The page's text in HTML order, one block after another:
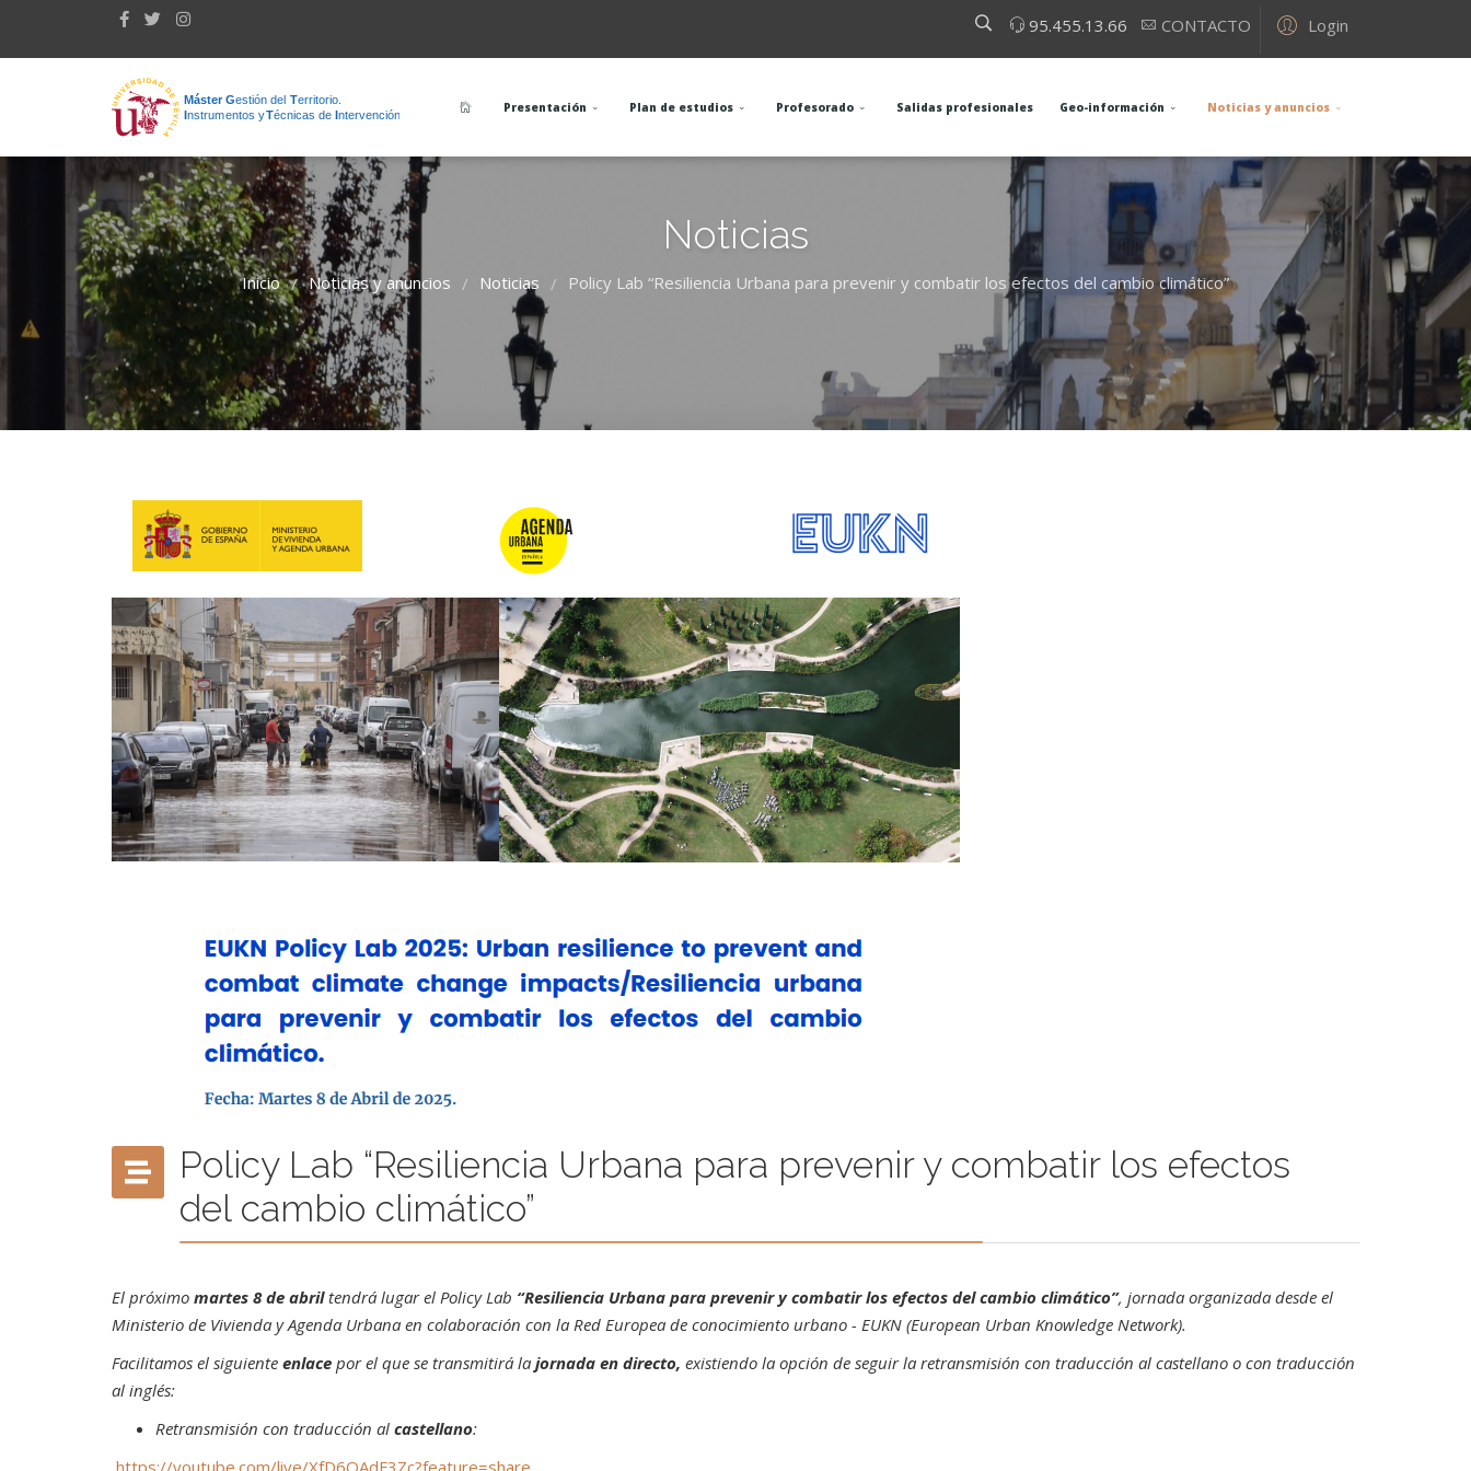
95.455.13.66 CONTACTO Login
Presentación Plan de estudios Profesorado Salidas profesionales Geo-información Noticias y anuncios
Noticias
Inicio / Noticias y anuncios / Noticias / Policy Lab “Resiliencia Urbana para prevenir y combatir los efectos del cambio climático”
Policy Lab “Resiliencia Urbana para prevenir y combatir los efectos
del cambio climático”
El próximo martes 8 de abriltendrá lugar el Policy Lab “Resiliencia Urbana para prevenir y combatir los efectos del cambio climático”, jornada organizada desde el
Ministerio de Vivienda y Agenda Urbana en colaboración con la Red Europea de conocimiento urbano - EUKN (European Urban Knowledge Network).
Facilitamos el siguiente enlace por el que se transmitirá la jornada en directo, existiendo la opción de seguir la retransmisión con traducción al castellano o con traducción
al inglés:
Retransmisión con traducción al castellano:
https://youtube.com/live/XfD6QAdF3Zc?feature=share